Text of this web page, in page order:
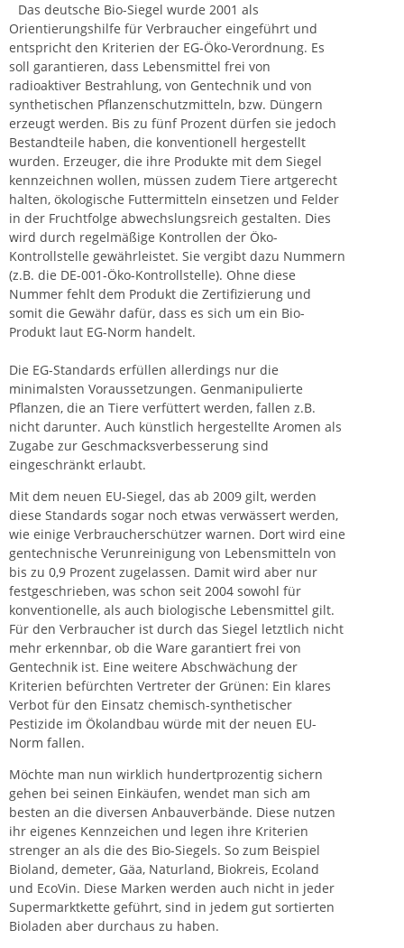
Das deutsche Bio-Siegel wurde 2001 als
Orientierungshilfe für Verbraucher eingeführt und
entspricht den Kriterien der EG-Öko-Verordnung. Es
soll garantieren, dass Lebensmittel frei von
radioaktiver Bestrahlung, von Gentechnik und von
synthetischen Pflanzenschutzmitteln, bzw. Düngern
erzeugt werden. Bis zu fünf Prozent dürfen sie jedoch
Bestandteile haben, die konventionell hergestellt
wurden. Erzeuger, die ihre Produkte mit dem Siegel
kennzeichnen wollen, müssen zudem Tiere artgerecht
halten, ökologische Futtermitteln einsetzen und Felder
in der Fruchtfolge abwechslungsreich gestalten. Dies
wird durch regelmäßige Kontrollen der Öko-
Kontrollstelle gewährleistet. Sie vergibt dazu Nummern
(z.B. die DE-001-Öko-Kontrollstelle). Ohne diese
Nummer fehlt dem Produkt die Zertifizierung und
somit die Gewähr dafür, dass es sich um ein Bio-
Produkt laut EG-Norm handelt.
Die EG-Standards erfüllen allerdings nur die
minimalsten Voraussetzungen. Genmanipulierte
Pflanzen, die an Tiere verfüttert werden, fallen z.B.
nicht darunter. Auch künstlich hergestellte Aromen als
Zugabe zur Geschmacksverbesserung sind
eingeschränkt erlaubt.
Mit dem neuen EU-Siegel, das ab 2009 gilt, werden
diese Standards sogar noch etwas verwässert werden,
wie einige Verbraucherschützer warnen. Dort wird eine
gentechnische Verunreinigung von Lebensmitteln von
bis zu 0,9 Prozent zugelassen. Damit wird aber nur
festgeschrieben, was schon seit 2004 sowohl für
konventionelle, als auch biologische Lebensmittel gilt.
Für den Verbraucher ist durch das Siegel letztlich nicht
mehr erkennbar, ob die Ware garantiert frei von
Gentechnik ist. Eine weitere Abschwächung der
Kriterien befürchten Vertreter der Grünen: Ein klares
Verbot für den Einsatz chemisch-synthetischer
Pestizide im Ökolandbau würde mit der neuen EU-
Norm fallen.
Möchte man nun wirklich hundertprozentig sichern
gehen bei seinen Einkäufen, wendet man sich am
besten an die diversen Anbauverbände. Diese nutzen
ihr eigenes Kennzeichen und legen ihre Kriterien
strenger an als die des Bio-Siegels. So zum Beispiel
Bioland, demeter, Gäa, Naturland, Biokreis, Ecoland
und EcoVin. Diese Marken werden auch nicht in jeder
Supermarktkette geführt, sind in jedem gut sortierten
Bioladen aber durchaus zu haben.